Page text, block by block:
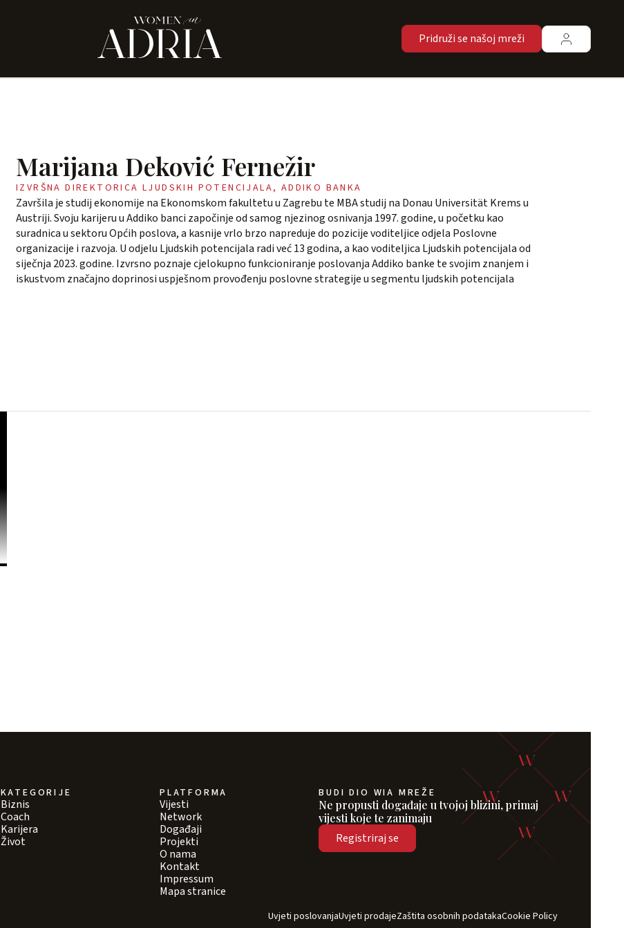
Pridruži se našoj mreži
Marijana Deković Fernežir
IZVRŠNA DIREKTORICA LJUDSKIH POTENCIJALA, ADDIKO BANKA
Završila je studij ekonomije na Ekonomskom fakultetu u Zagrebu te MBA studij na Donau Universität Krems u
Austriji. Svoju karijeru u Addiko banci započinje od samog njezinog osnivanja 1997. godine, u početku kao
suradnica u sektoru Općih poslova, a kasnije vrlo brzo napreduje do pozicije voditeljice odjela Poslovne
organizacije i razvoja. U odjelu Ljudskih potencijala radi već 13 godina, a kao voditeljica Ljudskih potencijala od
siječnja 2023. godine. Izvrsno poznaje cjelokupno funkcioniranje poslovanja Addiko banke te svojim znanjem i
iskustvom značajno doprinosi uspješnom provođenju poslovne strategije u segmentu ljudskih potencijala
KATEGORIJE
Biznis
Coach
Karijera
Život
PLATFORMA
Vijesti
Network
Događaji
Projekti
O nama
Kontakt
Impressum
Mapa stranice
BUDI DIO WIA MREŽE
Ne propusti događaje u tvojoj blizini, primaj
vijesti koje te zanimaju
Registriraj se
Uvjeti poslovanjaUvjeti prodajeZaštita osobnih podatakaCookie Policy